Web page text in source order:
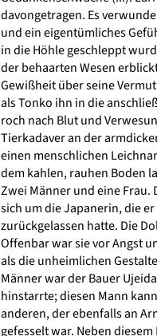
davongetragen. Es
und ein eigentümliches
in die Höhle geschleppt
der behaarten Wesen
Gewißheit über seine
als Tonko ihn in die
roch nach Blut und
Tierkadaver an der
einen menschlichen
dem kahlen, rauhen Boden
Zwei Männer und eine Frau.
sich um die Japanerin, die
zurückgelassen hatte. Die
Offenbar war sie vor Angst
als die unheimlichen
Männer war der Bauer
hinstarrte; diesen Mann
anderen, der ebenfalls an
gefesselt war. Neben